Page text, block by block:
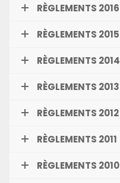
RÈGLEMENTS 2016
RÈGLEMENTS 2015
RÈGLEMENTS 2014
RÈGLEMENTS 2013
RÈGLEMENTS 2012
RÈGLEMENTS 2011
RÈGLEMENTS 2010